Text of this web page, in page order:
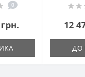
0
12
ДО